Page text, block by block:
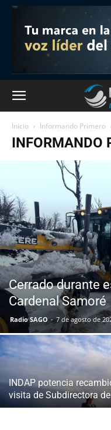
Inicio Informando Primero
INFORMANDO
Cerrado durante
Cardenal Samoré
Radio SAGO - 7 de agosto de
INDAP potencia
visita de Subdirectora